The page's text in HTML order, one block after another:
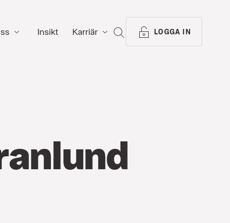
Insikt Karriär SÖK LOGGA IN